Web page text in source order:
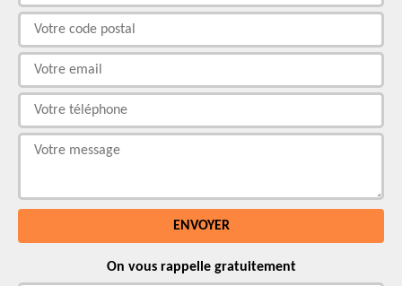
On vous rappelle gratuitement